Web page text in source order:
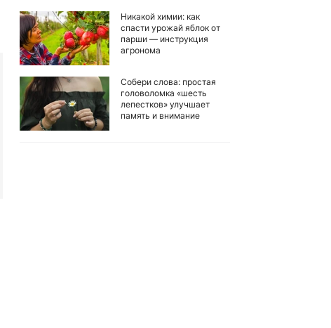
Никакой химии: как
спасти урожай яблок от
парши — инструкция
агронома
Собери слова: простая
головоломка «шесть
лепестков» улучшает
память и внимание